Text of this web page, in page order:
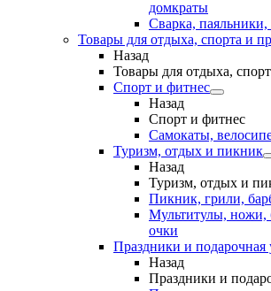
домкраты
Сварка,
Товары для отдыха, спорта и
Назад
Товары для отдыха,
Спорт и фитнес
Назад
Спорт и фитнес
Самокаты,
Туризм, отдых и пикник
Назад
Туризм, отдых и
Пикник, грили,
Мультитулы, ножи,
очки
Праздники и подарочная
Назад
Праздники и